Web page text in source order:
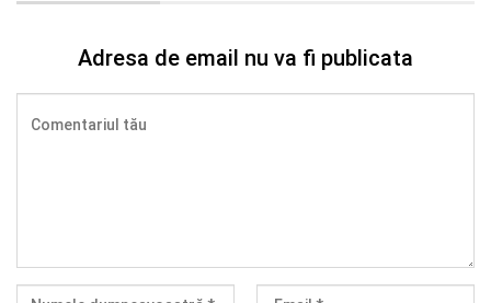
Adresa de email nu va fi publicata